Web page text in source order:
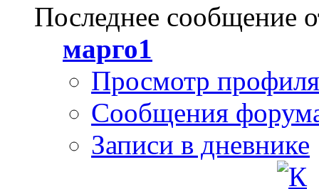
Последнее сообщение
марго1
Просмотр профиля
Сообщения
Записи в дневнике